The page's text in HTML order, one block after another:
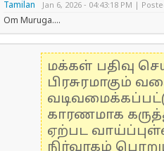
Tamilan
Jan 6, 2026 - 04:43:18 PM |
Om Muruga....
மக்கள் பதிவு
பிரசுரமாகும்
காரணமாக
ஏற்பட